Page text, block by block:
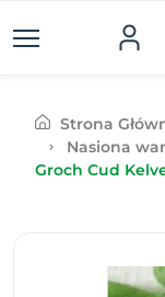
Strona
Nasiona
Groch Cud